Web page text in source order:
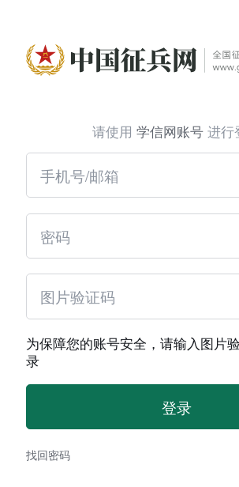
请使用 学信网账号 进行
为保障您的账号安全，请输入图片
录
找回密码